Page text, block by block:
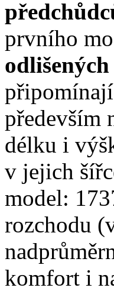
prvního
především
délku i
v jejich
model:
rozchodu
komfort i